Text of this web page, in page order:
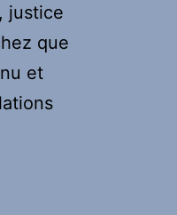
justice
que
et